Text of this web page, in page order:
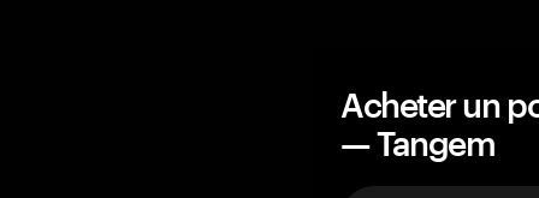
Acheter un
— Tangem